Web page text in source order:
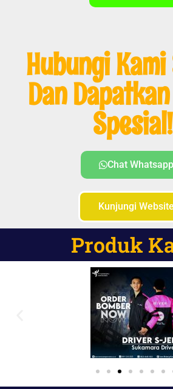
Hubungi
Dan
Chat Whatsapp
Kunjungi Website
Produk